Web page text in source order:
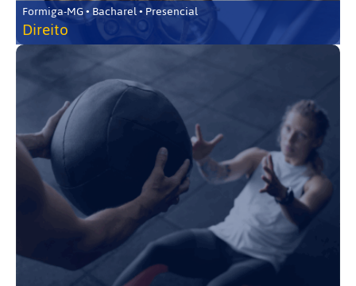
Formiga-MG • Bacharel • Presencial
Direito